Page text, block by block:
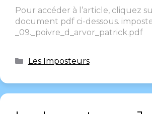
Pour accéder à l’article, cliquez
document pdf ci-dessous.
_09._poivre_d_arvor_patrick.pdf
Les Imposteurs